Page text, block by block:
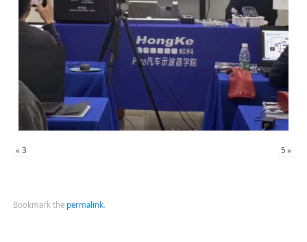
« 3 5 »
Bookmark the permalink.